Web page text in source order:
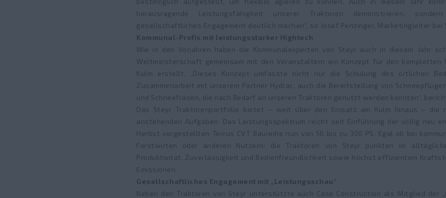
herausragende Leistungsfähigkeit unserer Traktoren demonstrieren,
gesellschaftliches Engagement deutlich machen“, so Josef Penzinger, Marketingleiter bei
Kommunal-Profis mit leistungsstarker Hightech
Wie in den Vorjahren haben die Kommunalexperten von Steyr auch in diesem Jahr
Weltmeisterschaft gemeinsam mit den Veranstaltern ein Konzept für den kompletten
Kulm erstellt. „Dieses Konzept umfasste nicht nur die Schulung des örtlichen
Zusammenarbeit mit unserem Partner Hydrac, auch die Bereitstellung von
und Schneefräsen, die nach Bedarf an unseren Traktoren genutzt werden konnten“,
Das Steyr Traktorenportfolio bietet – weit über den Einsatz am Kulm hinaus – die
anstehenden Aufgaben. Das Leistungsspektrum reicht seit Einführung der völlig neu
Herbst vorgestellten Terrus CVT Baureihe nun von 56 bis zu 300 PS. Egal ob bei
Forstwirten oder anderen Nutzern: die Traktoren von Steyr punkten im
Produktivität, Zuverlässigkeit und Bedienfreundlichkeit sowie höchst effizientem
Emissionen.
Gesellschaftliches Engagement mit „Leistungsschau“
Neben den Traktoren von Steyr unterstützte auch Case Construction als Mitglied der